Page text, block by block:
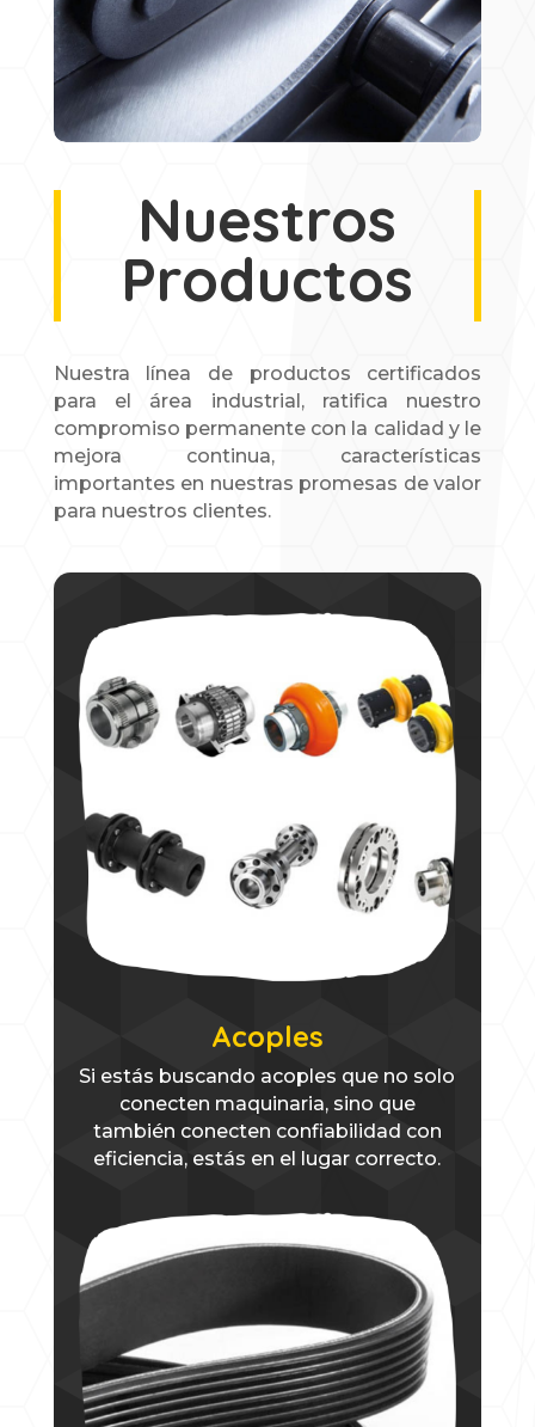
Nuestros
Productos
Nuestra línea de productos certificados
para el área industrial, ratifica nuestro
compromiso permanente con la calidad y le
mejora continua, características
importantes en nuestras promesas de valor
para nuestros clientes.
Acoples
Si estás buscando acoples que no solo
conecten maquinaria, sino que
también conecten confiabilidad con
eficiencia, estás en el lugar correcto.